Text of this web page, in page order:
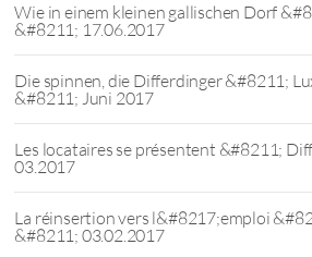
Wie in einem kleinen gallischen Dorf
&#8211; 17.06.2017
Die spinnen, die Differdinger &#8211;
&#8211; Juni 2017
Les locataires se présentent &#8211;
03.2017
La réinsertion vers l&#8217;emploi
&#8211; 03.02.2017